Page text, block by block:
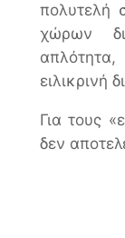
πολυτελή
χώρων
ειλικρινή
Για τους
δεν